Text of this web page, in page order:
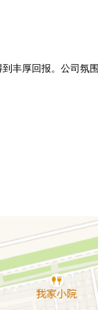
丰厚回报。公司氛围
活馆就是你的不二之